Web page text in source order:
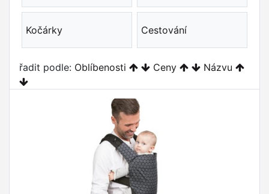
Kočárky Cestování
řadit podle: Oblíbenosti Ceny Názvu